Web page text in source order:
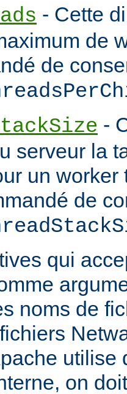
- Cette
de
de
-
serveur la
un
de
qui
noms de
utilise
on